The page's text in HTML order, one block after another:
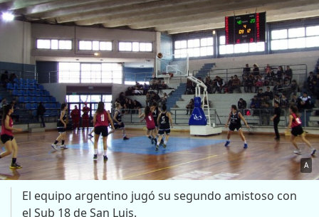
A
El equipo argentino jugó su segundo amistoso con
el Sub 18 de San Luis.